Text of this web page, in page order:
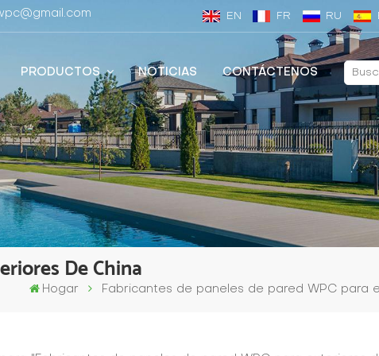
EN FR RU
PRODUCTOS NOTICIAS CONTÁCTENOS
De China
Hogar Fabricantes de paneles de pared WPC para